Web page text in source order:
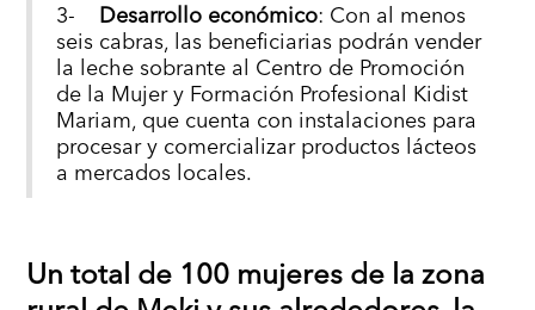
3- Desarrollo económico: Con al menos
seis cabras, las beneficiarias podrán vender
la leche sobrante al Centro de Promoción
de la Mujer y Formación Profesional Kidist
Mariam, que cuenta con instalaciones para
procesar y comercializar productos lácteos
a mercados locales.
Un total de 100 mujeres de la zona